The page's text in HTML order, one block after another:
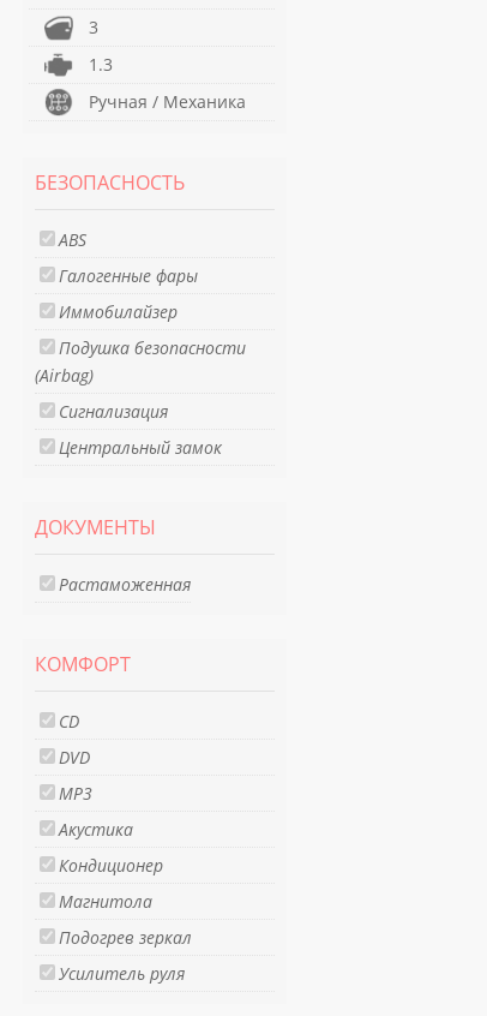
3
1.3
Ручная / Механика
БЕЗОПАСНОСТЬ
ABS
Галогенные фары
Иммобилайзер
Подушка безопасности
(Airbag)
Сигнализация
Центральный замок
ДОКУМЕНТЫ
Растаможенная
КОМФОРТ
CD
DVD
MP3
Акустика
Кондиционер
Магнитола
Подогрев зеркал
Усилитель руля